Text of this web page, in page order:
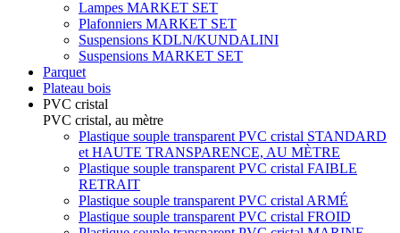
Lampes MARKET SET
Plafonniers MARKET SET
Suspensions KDLN/KUNDALINI
Suspensions MARKET SET
Parquet
Plateau bois
PVC cristal
PVC cristal, au mètre
Plastique souple transparent PVC cristal STANDARD
et HAUTE TRANSPARENCE, AU MÈTRE
Plastique souple transparent PVC cristal FAIBLE
RETRAIT
Plastique souple transparent PVC cristal ARMÉ
Plastique souple transparent PVC cristal FROID